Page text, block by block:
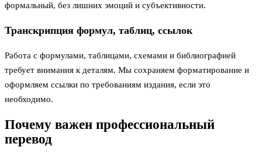
формальный, без лишних эмоций и субъективности.
Транскрипция формул, таблиц, ссылок
Работа с формулами, таблицами, схемами и библиографией
требует внимания к деталям. Мы сохраняем форматирование и
оформляем ссылки по требованиям издания, если это
необходимо.
Почему важен профессиональный
перевод